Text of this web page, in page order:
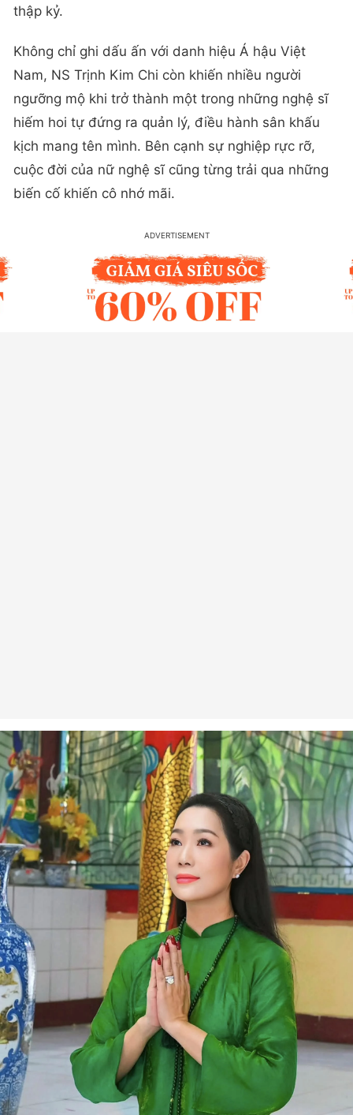
thập kỷ.
Không chỉ ghi dấu ấn với danh hiệu Á hậu Việt
Nam, NS Trịnh Kim Chi còn khiến nhiều người
ngưỡng mộ khi trở thành một trong những nghệ sĩ
hiếm hoi tự đứng ra quản lý, điều hành sân khấu
kịch mang tên mình. Bên cạnh sự nghiệp rực rỡ,
cuộc đời của nữ nghệ sĩ cũng từng trải qua những
biến cố khiến cô nhớ mãi.